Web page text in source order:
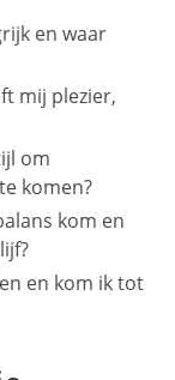
en waar
mij plezier,
om
komen?
kom en
en kom ik tot